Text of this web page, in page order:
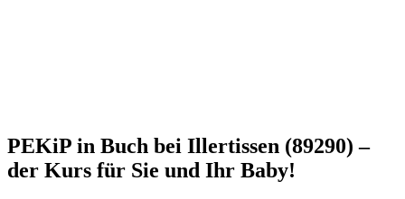
PEKiP in Buch bei Illertissen (89290) –
der Kurs für Sie und Ihr Baby!